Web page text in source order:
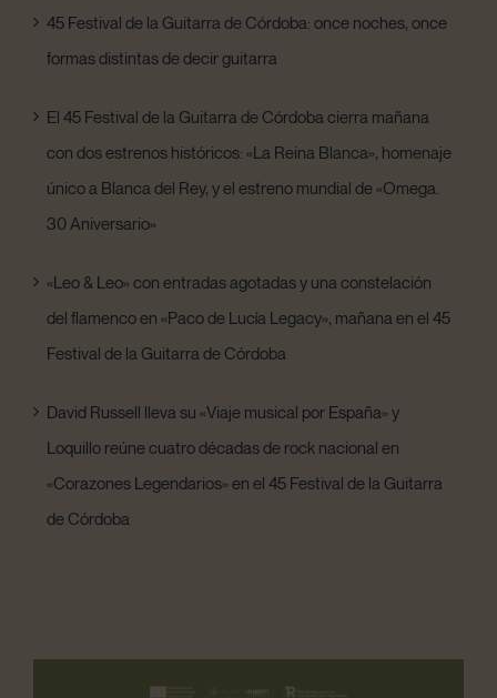
45 Festival de la Guitarra de Córdoba: once noches, once
formas distintas de decir guitarra
El 45 Festival de la Guitarra de Córdoba cierra mañana
con dos estrenos históricos: «La Reina Blanca», homenaje
único a Blanca del Rey, y el estreno mundial de «Omega.
30 Aniversario»
«Leo & Leo» con entradas agotadas y una constelación
del flamenco en «Paco de Lucía Legacy», mañana en el 45
Festival de la Guitarra de Córdoba
David Russell lleva su «Viaje musical por España» y
Loquillo reúne cuatro décadas de rock nacional en
«Corazones Legendarios» en el 45 Festival de la Guitarra
de Córdoba